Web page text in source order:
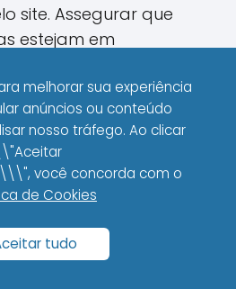
site. Assegurar que
estejam em
é importante
sempre atualizado.
evitam
e reforçam a
em plugins de
prevenir ataques e
melhorar sua experiência
anúncios ou conteúdo
nosso tráfego. Ao clicar
concorda com o
de Cookies
tudo